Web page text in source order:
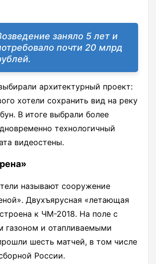
заняло 5 лет и
почти 20 млрд
архитектурный проект:
хотели сохранить вид на реку
В итоге выбрали более
технологичный
видеостены.
называют сооружение
Двухъярусная «летающая
к ЧМ-2018. На поле с
газоном и отапливаемыми
шесть матчей, в том числе
России.